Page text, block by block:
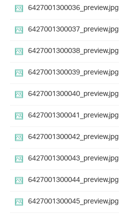
6427001300036_preview.jpg
6427001300037_preview.jpg
6427001300038_preview.jpg
6427001300039_preview.jpg
6427001300040_preview.jpg
6427001300041_preview.jpg
6427001300042_preview.jpg
6427001300043_preview.jpg
6427001300044_preview.jpg
6427001300045_preview.jpg